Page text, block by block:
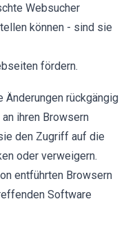
Websucher
können - sind sie
fördern.
Änderungen rückgängig
ihren Browsern
den Zugriff auf die
oder verweigern.
entführten Browsern
Software